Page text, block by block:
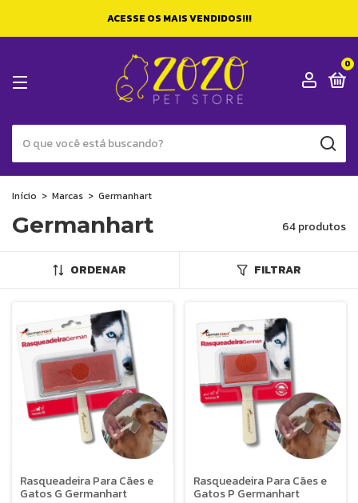
ACESSE OS MAIS VENDIDOS!!!
0
Início > Marcas > Germanhart
Germanhart 64 produtos
ORDENAR FILTRAR
Rasqueadeira Para Cães e
Gatos G Germanhart
Rasqueadeira Para Cães e
Gatos P Germanhart